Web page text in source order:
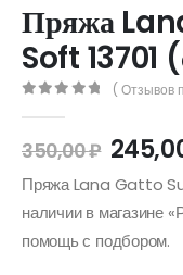
Пряжа
Soft 13701
( Отзывов
350,00₽
Пряжа Lana Gatto
наличии в магазине
помощь с подбором.